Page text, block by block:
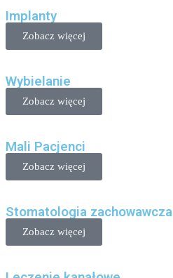
Implanty
Zobacz więcej
Wybielanie
Zobacz więcej
Mali Pacjenci
Zobacz więcej
Stomatologia zachowawcza
Zobacz więcej